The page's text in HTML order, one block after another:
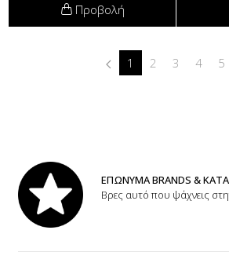
Προβολή
1 2 3 4 5
ΕΠΩΝΥΜΑ BRANDS &
Βρες αυτό που ψάχνεις